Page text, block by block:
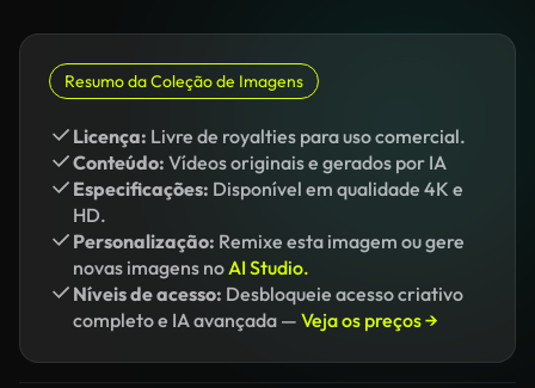
Resumo da Coleção de Imagens
Licença: Livre de royalties para uso comercial.
Conteúdo: Vídeos originais e gerados por IA
Especificações: Disponível em qualidade 4K e
HD.
Personalização: Remixe esta imagem ou gere
novas imagens noAI Studio.
Níveis de acesso: Desbloqueie acesso criativo
completo e IA avançada — Veja os preços →